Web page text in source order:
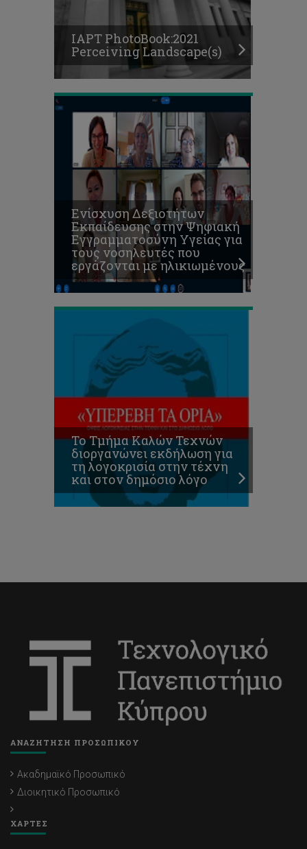
IAPT PhotoBook:2021
Perceiving Landscape(s)
νοσηλευτές
που
εργάζονται
με
ηλικιωμένους
Ενίσχυση Δεξιοτήτων
Εκπαίδευσης στην Ψηφιακή
Εγγραμματοσύνη Υγείας για
τους νοσηλευτές που
εργάζονται με ηλικιωμένους
Το
Τμήμα
Καλών
Τεχνών
διοργανώνει
εκδήλωση
για
λογοκρισία
στην
τέχνη
και
στον
δημόσιο
λόγο
Το Τμήμα Καλών Τεχνών
διοργανώνει εκδήλωση για
τη λογοκρισία στην τέχνη
και στον δημόσιο λόγο
ΑΝΑΖΗΤΗΣΗ ΠΡΟΣΩΠΙΚΟΥ
Ακαδημαϊκό Προσωπικό
Διοικητικό Προσωπικό
ΧΑΡΤΕΣ